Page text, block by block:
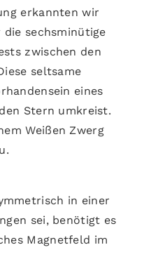
erkannten wir
die sechsminütige
zwischen den
seltsame
eines
Stern umkreist.
Weißen Zwerg
in einer
sei, benötigt es
Magnetfeld im